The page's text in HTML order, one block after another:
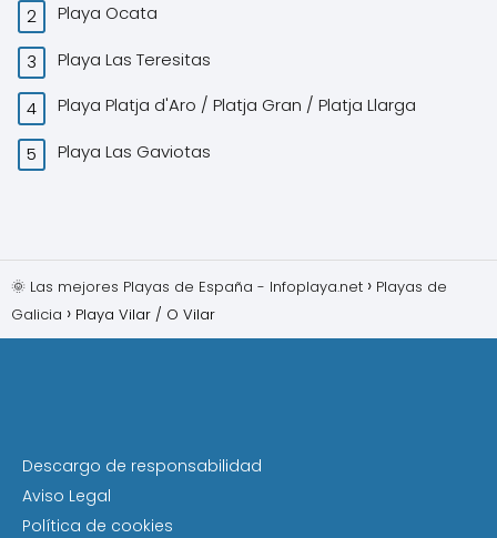
Playa Ocata
Playa Las Teresitas
Playa Platja d'Aro / Platja Gran / Platja Llarga
Playa Las Gaviotas
🌞 Las mejores Playas de España - Infoplaya.net
Playas de
Galicia
Playa Vilar / O Vilar
Descargo de responsabilidad
Aviso Legal
Política de cookies